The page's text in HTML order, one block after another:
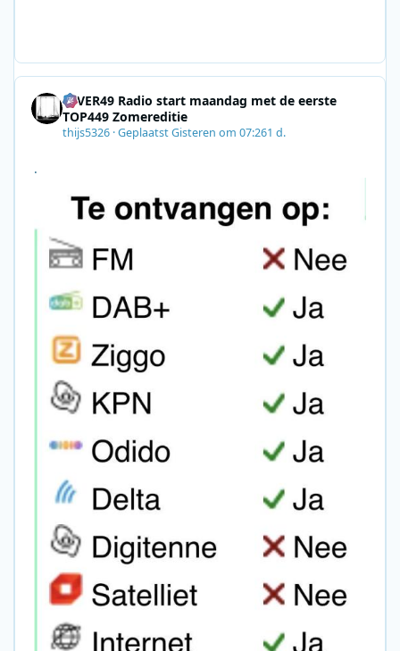
8F09201A140D&utm_source=SmartBrief
4EVER49 Radio start maandag met de eerste
TOP449 Zomereditie
thijs5326 ·GeplaatstGisteren om 07:261 d.
.